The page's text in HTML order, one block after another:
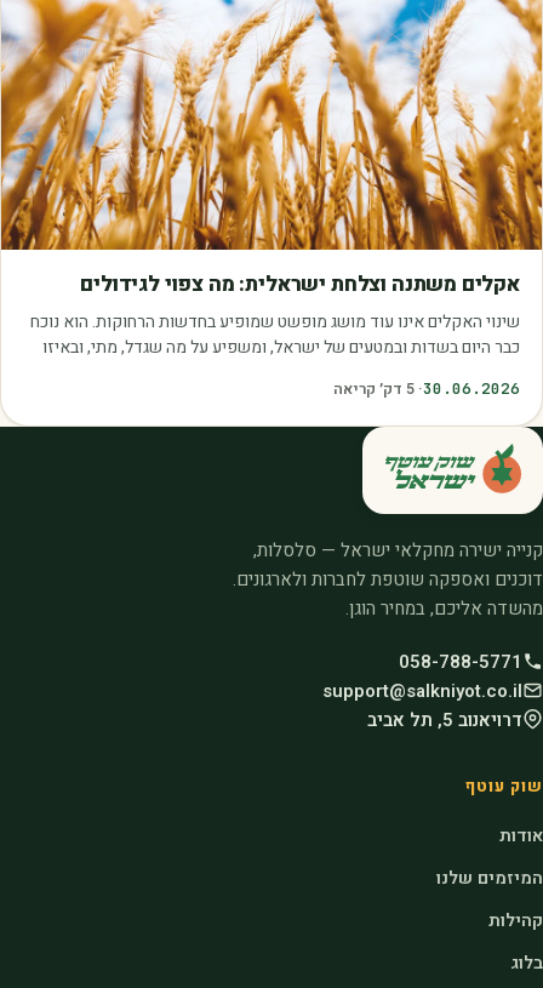
אקלים משתנה וצלחת ישראלית: מה צפוי לגידולים
שינוי האקלים אינו עוד מושג מופשט שמופיע בחדשות הרחוקות. הוא נוכח
כבר היום בשדות ובמטעים של ישראל, ומשפיע על מה שגדל, מתי, ובאיזו
30.06.2026
·
5 דק׳ קריאה
קנייה ישירה מחקלאי ישראל — סלסלות,
דוכנים ואספקה שוטפת לחברות ולארגונים.
מהשדה אליכם, במחיר הוגן.
058-788-5771
support@salkniyot.co.il
דרויאנוב 5, תל אביב
שוק עוטף
אודות
המיזמים שלנו
קהילות
בלוג